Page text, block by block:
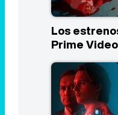
Los
Prime